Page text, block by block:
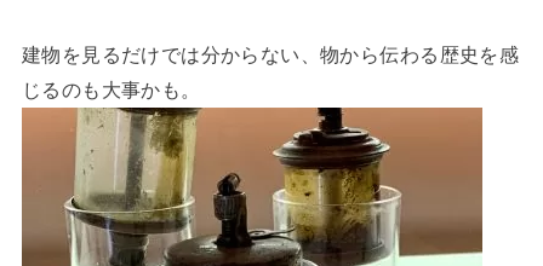
建物を見るだけでは分からない、物から伝わる歴史を感
じるのも大事かも。